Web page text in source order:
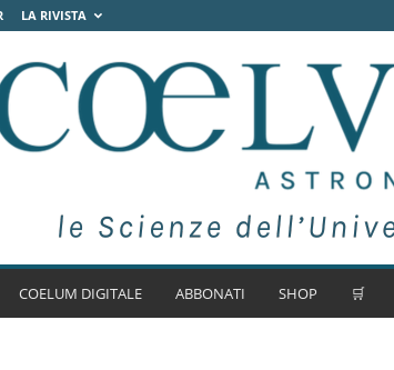
LA RIVISTA
COELUM DIGITALE ABBONATI SHOP 🛒